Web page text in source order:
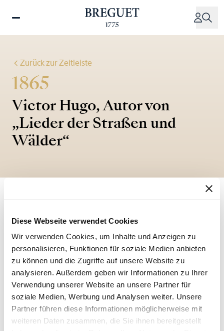
Diese Webseite verwendet Cookies
Wir verwenden Cookies, um Inhalte und Anzeigen zu
personalisieren, Funktionen für soziale Medien anbieten
zu können und die Zugriffe auf unsere Website zu
analysieren. Außerdem geben wir Informationen zu Ihrer
Verwendung unserer Website an unsere Partner für
soziale Medien, Werbung und Analysen weiter. Unsere
Partner führen diese Informationen möglicherweise mit
weiteren Daten zusammen, die Sie ihnen bereitgestellt
zum
Zurück zur Zeitleiste
1865
Victor Hugo, Autor von
„Lieder der Straßen und
Wälder“
Stich. Die Wachsamen haben recht. Denn Gott (der
mächtige Breguet) gab uns den Glauben, und als er sah,
dass er gut war, verbesserte er ihn mit wachsamen
Blick.“
Victor Hugo
Lieder der Straßen und Wälder, 1865
Victor Hugo (1802–1885), Schriftsteller, Dramatiker,
Dichter, Politiker, Mitglied der Académie und engagierter
Intellektueller, gilt als bedeutendster Vertreter der